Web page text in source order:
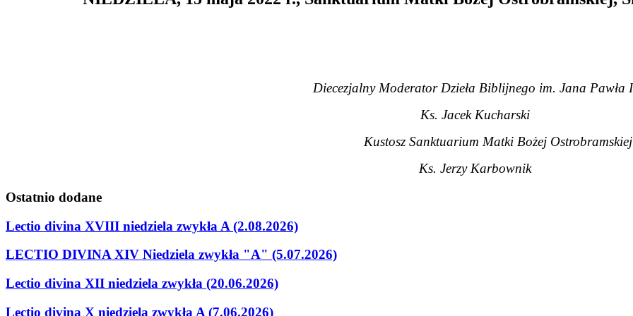
Diecezjalny Moderator Dzieła Biblijnego im. Jana Pawła
Ks. Jacek Kucharski
Kustosz Sanktuarium Matki Bożej Ostrobramskiej
Ks. Jerzy Karbownik
Ostatnio dodane
Lectio divina XVIII niedziela zwykła A (2.08.2026)
LECTIO DIVINA XIV Niedziela zwykła "A" (5.07.2026)
Lectio divina XII niedziela zwykła (20.06.2026)
Lectio divina X niedziela zwykła A (7.06.2026)